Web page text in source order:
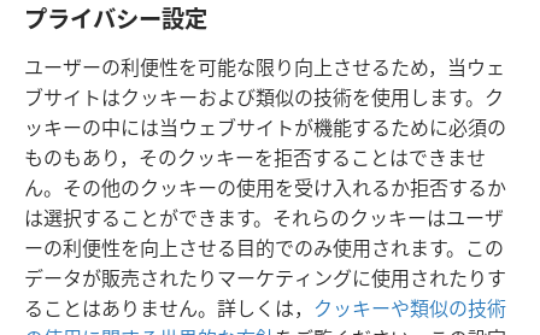
プライバシー設定
ユーザーの利便性を可能な限り向上させるため，当ウェ
ブサイトはクッキーおよび類似の技術を使用します。ク
ッキーの中には当ウェブサイトが機能するために必須の
ものもあり，そのクッキーを拒否することはできませ
ん。その他のクッキーの使用を受け入れるか拒否するか
は選択することができます。それらのクッキーはユーザ
ーの利便性を向上させる目的でのみ使用されます。この
データが販売されたりマーケティングに使用されたりす
ることはありません。詳しくは， クッキーや類似の技術
14 私の岩+，私の救い主
私の口の言葉と心の黙想を+喜んでくださいます
ように。
日本語 シェアする 設定
Copyright © 2026 Watch Tower Bible and Tract Society of Pennsylvania
利用規約
プライバシーに関する方針 プライバシー設定
JW.ORG
ログイン